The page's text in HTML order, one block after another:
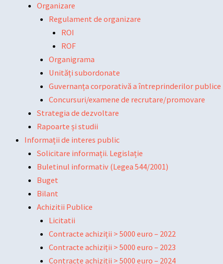
Organizare
Regulament de organizare
ROI
ROF
Organigrama
Unități subordonate
Guvernanța corporativă a întreprinderilor publice
Concursuri/examene de recrutare/promovare
Strategia de dezvoltare
Rapoarte și studii
Informații de interes public
Solicitare informații. Legislație
Buletinul informativ (Legea 544/2001)
Buget
Bilant
Achizitii Publice
Licitatii
Contracte achiziții > 5000 euro – 2022
Contracte achiziții > 5000 euro – 2023
Contracte achiziții > 5000 euro – 2024